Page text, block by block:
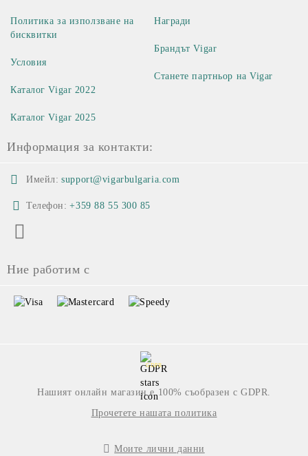
Политика за използване на
бисквитки
Условия
Каталог Vigar 2022
Награди
Брандът Vigar
Станете партньор на Vigar
Каталог Vigar 2025
Информация за контакти:
Имейл: support@vigarbulgaria.com
Телефон: +359 88 55 300 85
Ние работим с
GDPR
Нашият онлайн магазин е 100% съобразен с GDPR.
Прочетете нашата политика
Моите лични данни